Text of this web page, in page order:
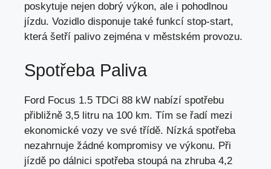
poskytuje nejen dobrý výkon, ale i pohodlnou
jízdu. Vozidlo disponuje také funkcí stop-start,
která šetří palivo zejména v městském provozu.
Spotřeba Paliva
Ford Focus 1.5 TDCi 88 kW nabízí spotřebu
přibližně 3,5 litru na 100 km. Tím se řadí mezi
ekonomické vozy ve své třídě. Nízká spotřeba
nezahrnuje žádné kompromisy ve výkonu. Při
jízdě po dálnici spotřeba stoupá na zhruba 4,2